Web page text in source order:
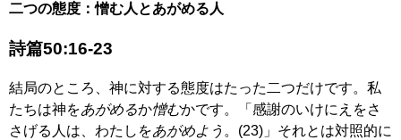
二つの態度：憎む人とあがめる人
詩篇50:16-23
結局のところ、神に対する態度はたった二つだけです。私
たちは神をあがめるか憎むかです。「感謝のいけにえをさ
さげる人は、わたしをあがめよう 。(23)」それとは対照的に